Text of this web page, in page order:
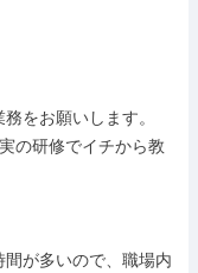
をお願いします。
の研修でイチから教
が多いので、職場内